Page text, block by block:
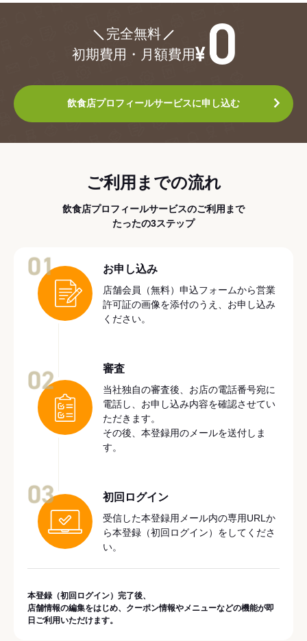
完全無料
初期費用・月額費用
飲食店プロフィールサービスに申し込む
ご利用までの流れ
飲食店プロフィールサービスのご利用まで
たったの3ステップ
お申し込み
店舗会員（無料）申込フォームから営業
許可証の画像を添付のうえ、お申し込み
ください。
審査
当社独自の審査後、お店の電話番号宛に
電話し、お申し込み内容を確認させてい
ただきます。
その後、本登録用のメールを送付しま
す。
初回ログイン
受信した本登録用メール内の専用URLか
ら本登録（初回ログイン）をしてくださ
い。
本登録（初回ログイン）完了後、
店舗情報の編集をはじめ、クーポン情報やメニューなどの機能が即
日ご利用いただけます。